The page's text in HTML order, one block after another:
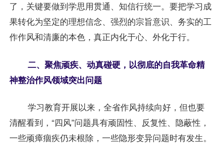
了，关键要做到学思用贯通、知信行统一。要把学习成
果转化为坚定的理想信念、强烈的宗旨意识、务实的工
作作风和清廉的本色，真正内化于心、外化于行。
二、聚焦顽疾、动真碰硬，以彻底的自我革命精
神整治作风领域突出问题
学习教育开展以来，全省作风持续向好，但也要
清醒看到，“四风”问题具有顽固性、反复性、隐蔽性，
一些顽瘴痼疾仍未根除，一些隐形变异问题时有发生。